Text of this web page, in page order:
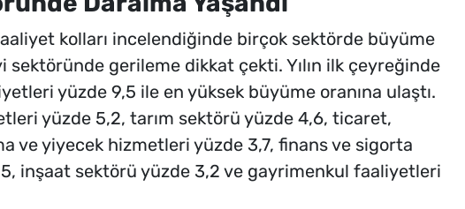
kolları incelendiğinde birçok sektörde büyüme
sektöründe gerileme dikkat çekti. Yılın ilk çeyreğinde
yüzde 9,5 ile en yüksek büyüme oranına ulaştı.
yüzde 5,2, tarım sektörü yüzde 4,6, ticaret,
ve yiyecek hizmetleri yüzde 3,7, finans ve sigorta
inşaat sektörü yüzde 3,2 ve gayrimenkul faaliyetleri